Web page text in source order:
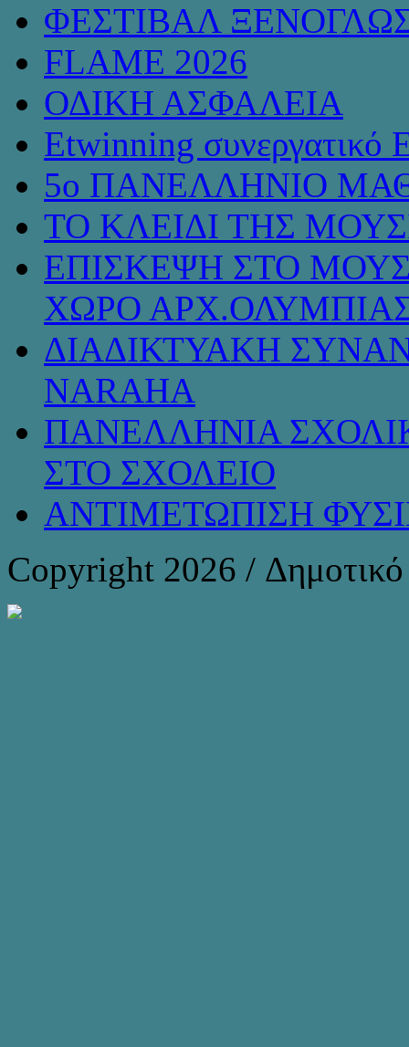
ΦΕΣΤΙΒΑΛ
FLAME 2026
ΟΔΙΚΗ ΑΣΦΑΛΕΙΑ
Etwinning συνεργατικό
5ο ΠΑΝΕΛΛΗΝΙΟ
ΤΟ ΚΛΕΙΔΙ ΤΗΣ
ΕΠΙΣΚΕΨΗ ΣΤΟ
ΧΩΡΟ
ΔΙΑΔΙΚΤΥΑΚΗ
NARAHA
ΠΑΝΕΛΛΗΝΙΑ
ΣΤΟ ΣΧΟΛΕΙΟ
ΑΝΤΙΜΕΤΩΠΙΣΗ
Copyright 2026 /